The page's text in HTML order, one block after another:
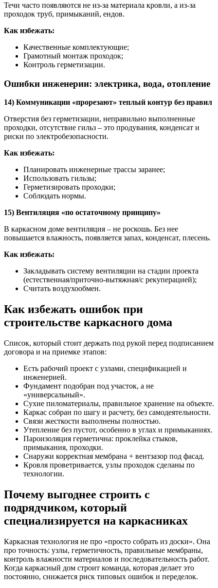
Течи часто появляются не из-за материала кровли, а из-за
проходок труб, примыканий, ендов.
Как избежать:
Качественные комплектующие;
Грамотный монтаж проходок;
Контроль герметизации.
Ошибки инженерии: электрика, вода, отопление
14) Коммуникации «прорезают» теплый контур без правил
Отверстия без герметизации, неправильно выполненные
проходки, отсутствие гильз – это продувания, конденсат и
риски по электробезопасности.
Как избежать:
Планировать инженерные трассы заранее;
Использовать гильзы;
Герметизировать проходки;
Соблюдать нормы.
15) Вентиляция «по остаточному принципу»
В каркасном доме вентиляция – не роскошь. Без нее
повышается влажность, появляется запах, конденсат, плесень.
Как избежать:
Закладывать систему вентиляции на стадии проекта
(естественная/приточно-вытяжная/с рекуперацией);
Считать воздухообмен.
Как избежать ошибок при
строительстве каркасного дома
Список, который стоит держать под рукой перед подписанием
договора и на приемке этапов:
Есть рабочий проект с узлами, спецификацией и
инженерией.
Фундамент подобран под участок, а не
«универсальный».
Сухие пиломатериалы, правильное хранение на объекте.
Каркас собран по шагу и расчету, без самодеятельности.
Связи жесткости выполнены полностью.
Утепление без пустот, особенно в углах и примыканиях.
Пароизоляция герметична: проклейка стыков,
примыкания, проходки.
Снаружи корректная мембрана + вентзазор под фасад.
Кровля проветривается, узлы проходок сделаны по
технологии.
Почему выгоднее строить с
подрядчиком, который
специализируется на каркасниках
Каркасная технология не про «просто собрать из доски». Она
про точность: узлы, герметичность, правильные мембраны,
контроль влажности материалов и последовательность работ.
Когда каркасный дом строит команда, которая делает это
постоянно, снижается риск типовых ошибок и переделок.